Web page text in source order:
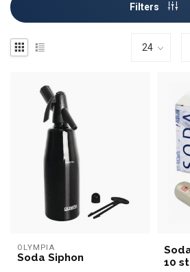
Filters
OLYMPIA
Soda Siphon
10